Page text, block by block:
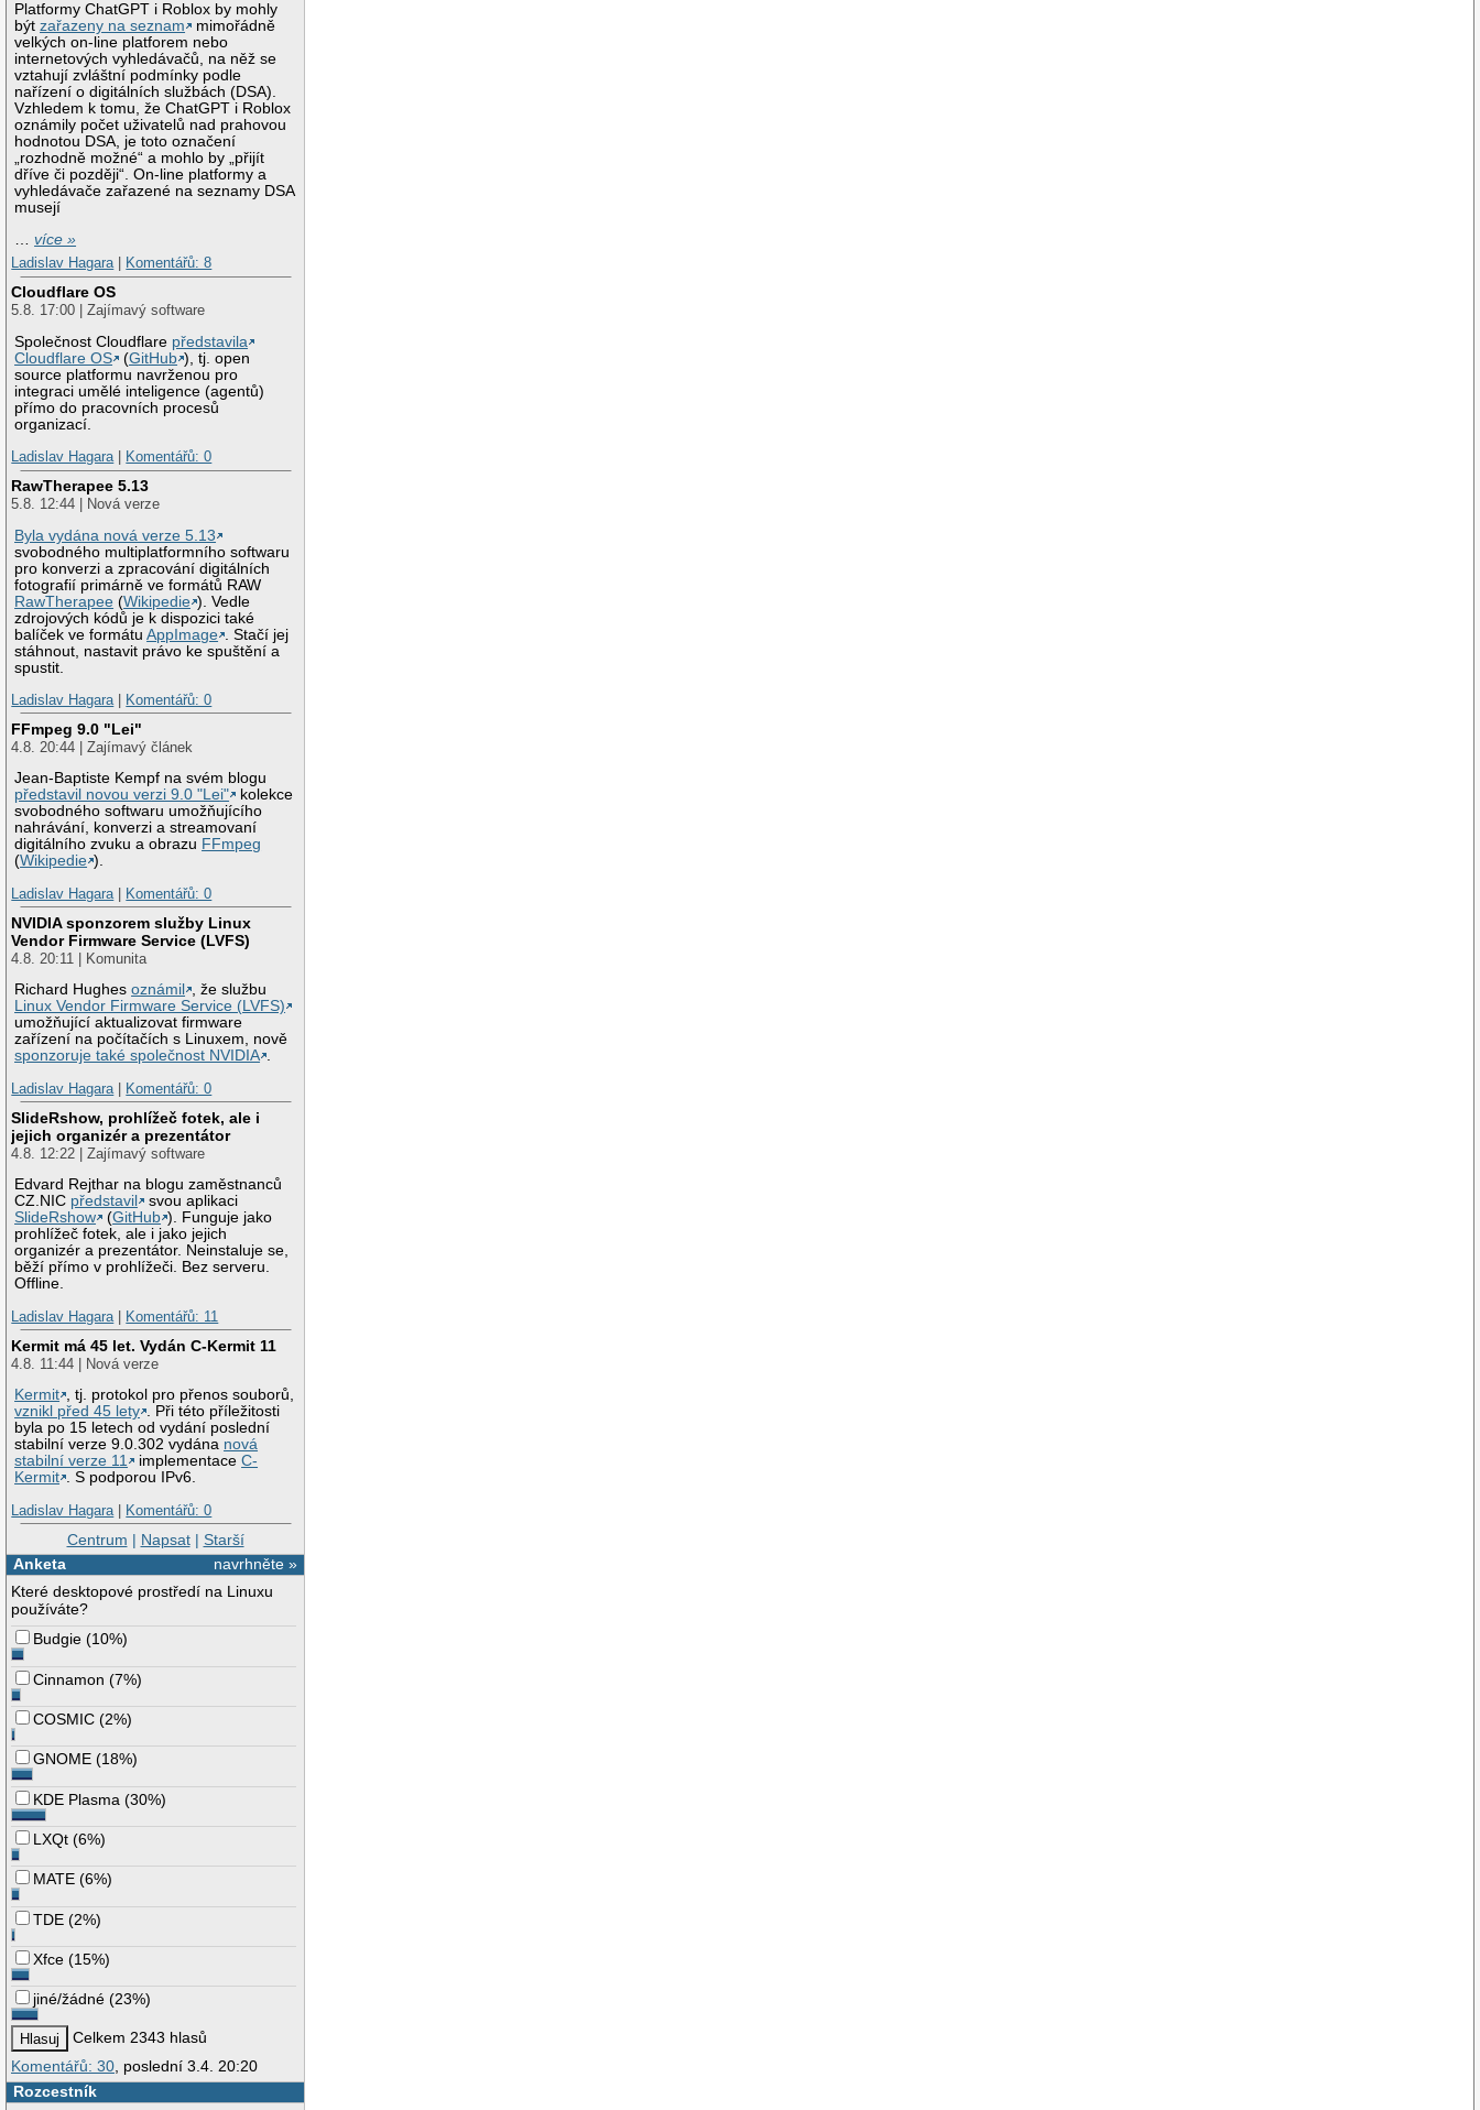
Platformy ChatGPT i Roblox by mohly
býtzařazeny na seznam
mimořádně
velkých on-line platforem nebo
internetových vyhledávačů, na něž se
vztahují zvláštní podmínky podle
nařízení o digitálních službách (DSA).
Vzhledem k tomu, že ChatGPT i Roblox
oznámily počet uživatelů nad prahovou
hodnotou DSA, je toto označení
„rozhodně možné“ a mohlo by „přijít
dříve či později“. On-line platformy a
vyhledávače zařazené na seznamy DSA
musejí
…více »
Ladislav Hagara| Komentářů: 8
Cloudflare OS
5.8. 17:00 | Zajímavý software
Společnost Cloudflare představila
Cloudflare OS
(GitHub ), tj. open
source platformu navrženou pro
integraci umělé inteligence (agentů)
přímo do pracovních procesů
organizací.
Ladislav Hagara| Komentářů: 0
RawTherapee 5.13
5.8. 12:44 | Nová verze
Byla vydána nová verze 5.13
svobodného multiplatformního softwaru
pro konverzi a zpracování digitálních
fotografií primárně ve formátů RAW
RawTherapee (Wikipedie ). Vedle
zdrojových kódů je k dispozici také
balíček ve formátuAppImage
. Stačí jej
stáhnout, nastavit právo ke spuštění a
spustit.
Ladislav Hagara| Komentářů: 0
FFmpeg 9.0 "Lei"
4.8. 20:44 | Zajímavý článek
Jean-Baptiste Kempf na svém blogu
představil novou verzi 9.0 "Lei"
kolekce
svobodného softwaru umožňujícího
nahrávání, konverzi a streamovaní
digitálního zvuku a obrazu FFmpeg
(Wikipedie ).
Ladislav Hagara| Komentářů: 0
NVIDIA sponzorem služby Linux
Vendor Firmware Service (LVFS)
4.8. 20:11 | Komunita
Richard Hughesoznámil
, že službu
Linux Vendor Firmware Service (LVFS)
umožňující aktualizovat firmware
zařízení na počítačích s Linuxem, nově
sponzoruje také společnost NVIDIA .
Ladislav Hagara| Komentářů: 0
SlideRshow, prohlížeč fotek, ale i
jejich organizér a prezentátor
4.8. 12:22 | Zajímavý software
Edvard Rejthar na blogu zaměstnanců
CZ.NIC představil
svou aplikaci
SlideRshow
(GitHub ). Funguje jako
prohlížeč fotek, ale i jako jejich
organizér a prezentátor. Neinstaluje se,
běží přímo v prohlížeči. Bez serveru.
Offline.
Ladislav Hagara| Komentářů: 11
Kermit má 45 let. Vydán C-Kermit 11
4.8. 11:44 | Nová verze
Kermit , tj. protokol pro přenos souborů,
vznikl před 45 lety . Při této příležitosti
byla po 15 letech od vydání poslední
stabilní verze 9.0.302 vydána nová
stabilní verze 11
implementaceC-
Kermit . S podporou IPv6.
Ladislav Hagara| Komentářů: 0
Centrum | Napsat| Starší
navrhněte »
Anketa
Které desktopové prostředí na Linuxu
používáte?
Budgie (10%)
Cinnamon (7%)
COSMIC (2%)
GNOME (18%)
KDE Plasma (30%)
LXQt (6%)
MATE (6%)
TDE (2%)
Xfce (15%)
jiné/žádné (23%)
Celkem 2343 hlasů
Komentářů: 30 , poslední 3.4. 20:20
Rozcestník